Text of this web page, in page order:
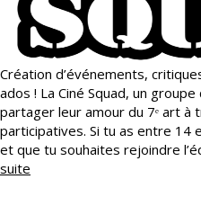
Création d’événements,
ados ! La Ciné Squad, un
partager leur amour du 7ᵉ art à
participatives. Si tu as entre 14
et que tu souhaites rejoindre
suite